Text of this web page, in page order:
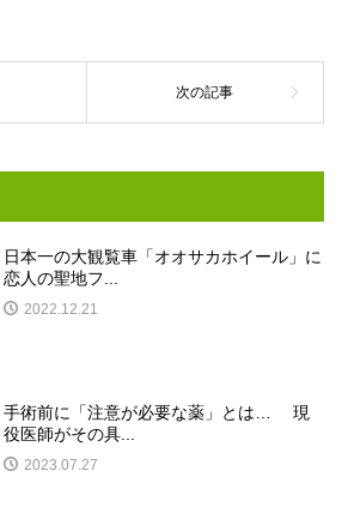
日本一の大観覧車「オオサカホイール」に
恋人の聖地フ...
2022.12.21
手術前に「注意が必要な薬」とは… 現
役医師がその具...
2023.07.27